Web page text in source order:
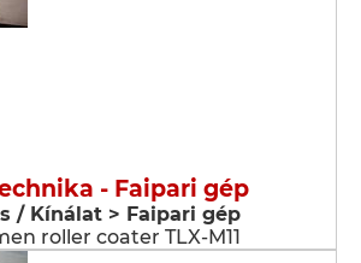
- Faipari gép
/ Kínálat > Faipari gép
roller coater TLX-M11